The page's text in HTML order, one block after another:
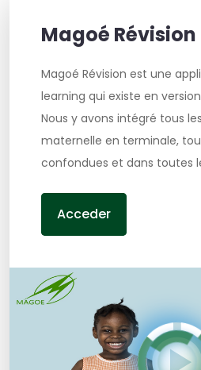
Magoé Révision
Magoé Révision est une
learning qui existe en
Nous y avons intégré tous
maternelle en terminale,
confondues et dans toutes
Acceder